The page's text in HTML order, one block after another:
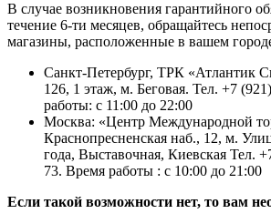
В случае возникновения гарантийного
течение 6-ти месяцев, обращайтесь
магазины, расположенные в вашем
Санкт-Петербург, ТРК «Атлантик
126, 1 этаж, м. Беговая. Тел. +7
работы: с 11:00 до 22:00
Москва: «Центр Международной
Краснопресненская наб., 12, м.
года, Выставочная, Киевская Тел.
73. Время работы : с 10:00 до 21:00
Если такой возможности нет, то вам